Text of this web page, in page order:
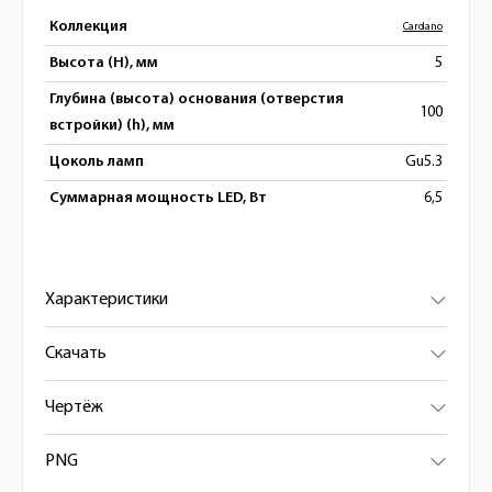
Коллекция Cardano
Высота (H), мм 5
Глубина (высота) основания (отверстия
встройки) (h), мм
100
Цоколь ламп Gu5.3
Суммарная мощность LED, Вт 6,5
Характеристики
Скачать
Чертёж
PNG